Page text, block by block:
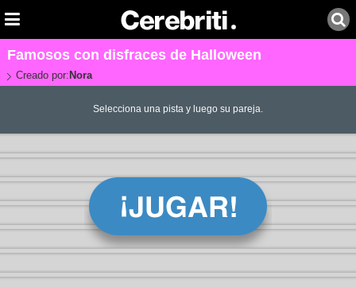
Famosos con disfraces de Halloween
Creado por: Nora
Selecciona una pista y luego su pareja.